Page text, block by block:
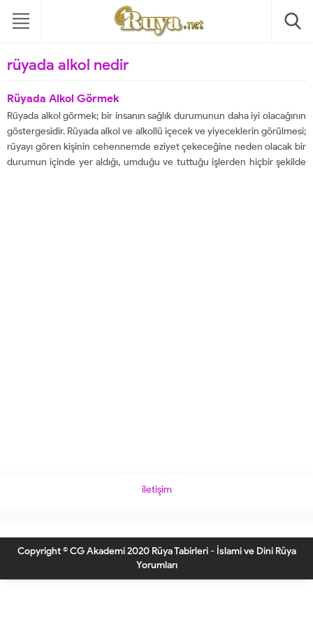
rüyada alkol nedir
Rüyada Alkol Görmek
Rüyada alkol görmek; bir insanın sağlık durumunun daha iyi olacağının
göstergesidir. Rüyada alkol ve alkollü içecek ve yiyeceklerin görülmesi;
rüyayı gören kişinin cehennemde eziyet çekeceğine neden olacak bir
durumun içinde yer aldığı, umduğu ve tuttuğu işlerden hiçbir şekilde
iletişim
Copyright © CG Akademi 2020 Rüya Tabirleri - İslami ve Dini Rüya
Yorumları